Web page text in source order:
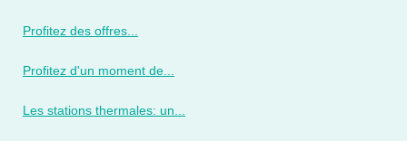
Profitez des offres...
Profitez d'un moment de...
Les stations thermales: un...